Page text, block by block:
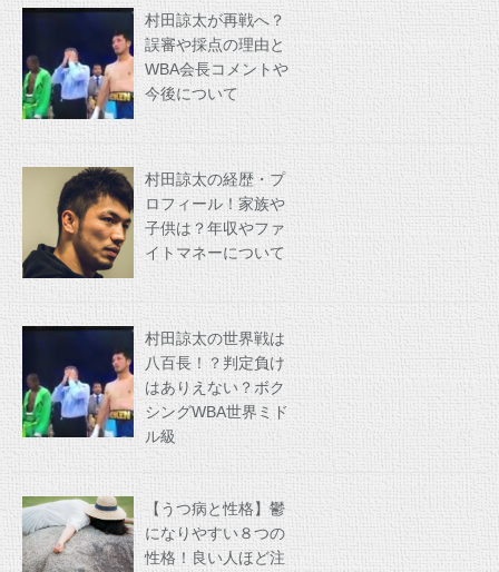
村田諒太が再戦へ？
誤審や採点の理由と
WBA会長コメントや
今後について
村田諒太の経歴・プ
ロフィール！家族や
子供は？年収やファ
イトマネーについて
村田諒太の世界戦は
八百長！？判定負け
はありえない？ボク
シングWBA世界ミド
ル級
【うつ病と性格】鬱
になりやすい８つの
性格！良い人ほど注